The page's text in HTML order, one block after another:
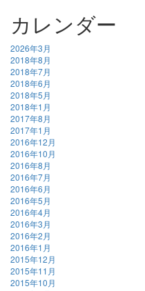
カレンダー
2026年3月
2018年8月
2018年7月
2018年6月
2018年5月
2018年1月
2017年8月
2017年1月
2016年12月
2016年10月
2016年8月
2016年7月
2016年6月
2016年5月
2016年4月
2016年3月
2016年2月
2016年1月
2015年12月
2015年11月
2015年10月